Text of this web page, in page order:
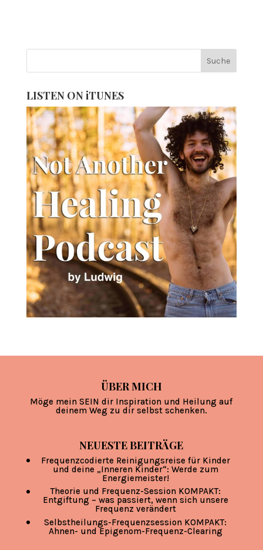
LISTEN ON iTUNES
ÜBER MICH
Möge mein SEIN dir Inspiration und Heilung auf
deinem Weg zu dir selbst schenken.
NEUESTE BEITRÄGE
Frequenzcodierte Reinigungsreise für Kinder
und deine „Inneren Kinder“: Werde zum
Energiemeister!
Theorie und Frequenz-Session KOMPAKT:
Entgiftung – was passiert, wenn sich unsere
Frequenz verändert
Selbstheilungs-Frequenzsession KOMPAKT:
Ahnen- und Epigenom-Frequenz-Clearing